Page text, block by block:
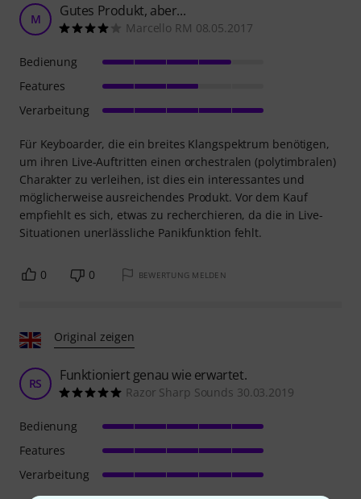
M Gutes Produkt, aber...
Marcello RM 08.05.2017
Für Keyboarder, die ein breites Klangspektrum benötigen,
um ihren Live-Auftritten einen orchestralen (polytimbralen)
Charakter zu verleihen, ist dies ein interessantes und
möglicherweise ausreichendes Produkt. Vor dem Kauf
empfiehlt es sich, etwas zu recherchieren, da die in Live-
Situationen unerlässliche Panikfunktion fehlt.
Bedienung
Features
Verarbeitung
0 0 BEWERTUNG MELDEN
Original zeigen
RS Funktioniert genau wie erwartet.
Razor Sharp Sounds 30.03.2019
Bedienung
Features
Verarbeitung